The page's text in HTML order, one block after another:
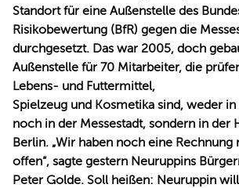
Standort für eine Außenstelle des
Risikobewertung (BfR) gegen die
durchgesetzt. Das war 2005, doch
Außenstelle für 70 Mitarbeiter, die
Lebens- und Futtermittel,
Spielzeug und Kosmetika sind, weder
noch in der Messestadt, sondern in der
Berlin. „Wir haben noch eine
offen“, sagte gestern Neuruppins
Peter Golde. Soll heißen: Neuruppin